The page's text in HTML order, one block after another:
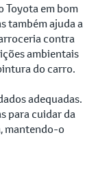
Toyota em bom
também ajuda a
contra
ambientais
do carro.
adequadas.
para cuidar da
mantendo-o